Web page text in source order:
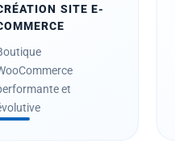
SITE E-
et